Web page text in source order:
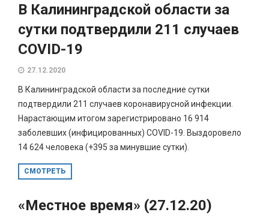
В Калининградской области за
сутки подтвердили 211 случаев
COVID-19
27.12.2020
В Калининградской области за последние сутки
подтвердили 211 случаев коронавирусной инфекции.
Нарастающим итогом зарегистрировано 16 914
заболевших (инфицированных) COVID-19. Выздоровело
14 624 человека (+395 за минувшие сутки).
СМОТРЕТЬ
«Местное время» (27.12.20)